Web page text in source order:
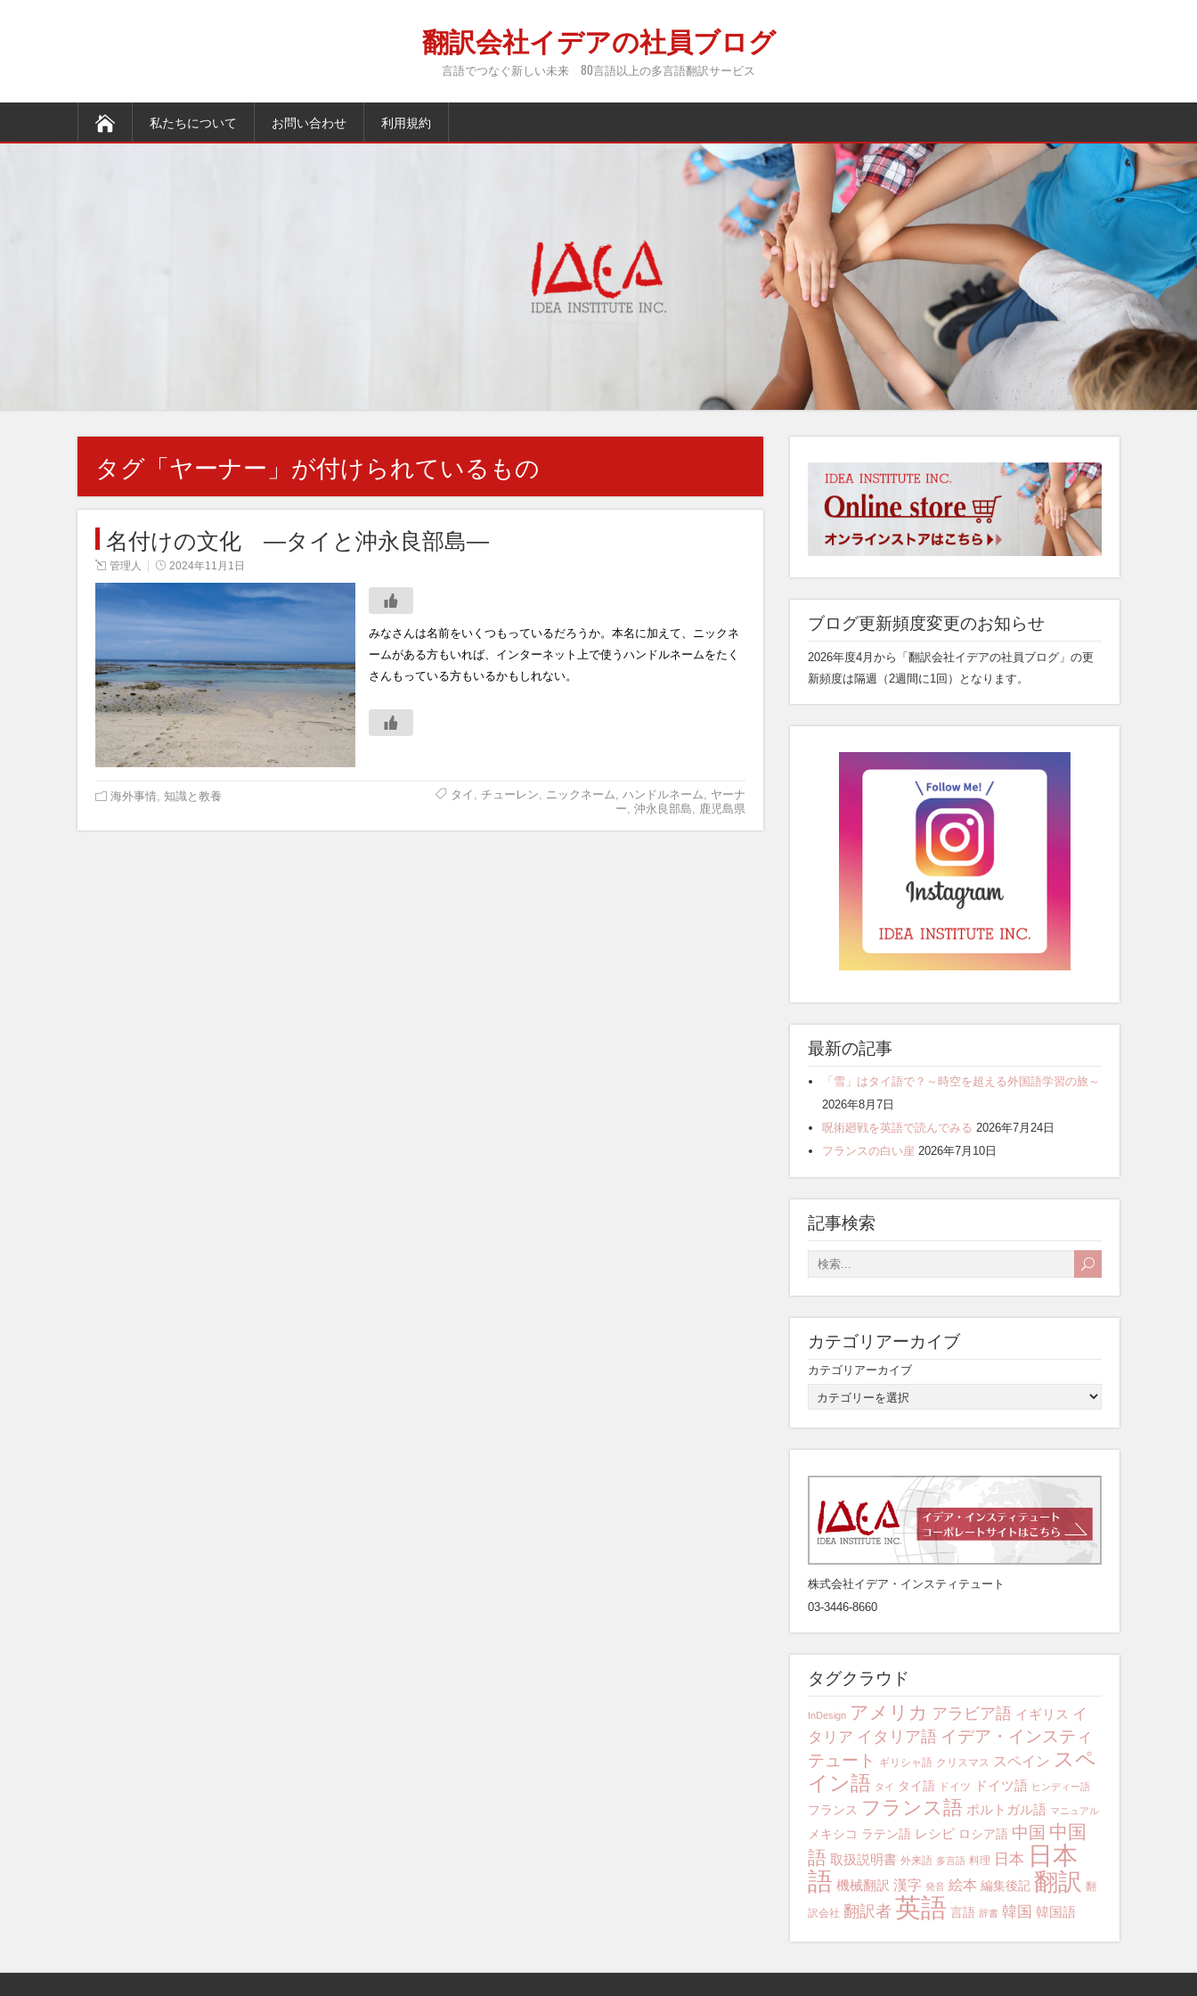
翻訳会社イデアの社員ブログ
言語でつなぐ新しい未来 80言語以上の多言語翻訳サービス
私たちについて お問い合わせ 利用規約
タグ「ヤーナー 」が付けられているもの
名付けの文化 ―タイと沖永良部島―
管理人 2024年11月1日
みなさんは名前をいくつもっているだろうか。本名に加えて、ニックネ
ームがある方もいれば、インターネット上で使うハンドルネームをたく
さんもっている方もいるかもしれない。
海外事情 知識と教養 タイ チューレン ニックネーム ハンドルネーム
ヤーナ
ー 沖永良部島 鹿児島県
ブログ更新頻度変更のお知らせ
2026年度4月から「翻訳会社イデアの社員ブログ」の更
新頻度は隔週（2週間に1回）となります。
最新の記事
「雪」はタイ語で？～時空を超える外国語学習の旅～
2026年8月7日
呪術廻戦を英語で読んでみる 2026年7月24日
フランスの白い崖 2026年7月10日
記事検索
カテゴリアーカイブ
カテゴリアーカイブ
株式会社イデア・インスティテュート
03-3446-8660
タグクラウド
InDesign アメリカ アラビア語 イギリス イ
タリア イタリア語 イデア・インスティ
テュート
ギリシャ語 クリスマス スペイン スペ
イン語 タイ タイ語 ドイツ ドイツ語 ヒンディー語
フランス フランス語 ポルトガル語 マニュアル
メキシコ ラテン語 レシピ ロシア語 中国 中国
語 取扱説明書 外来語 多言語 料理 日本 日本
語 機械翻訳 漢字 発音 絵本 編集後記 翻訳 翻
訳会社 翻訳者 英語 言語 辞書 韓国 韓国語